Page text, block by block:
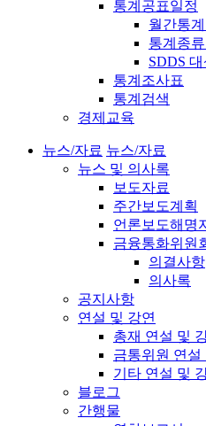
통계공표일정
월간통
통계종
SDDS
통계조사표
통계검색
경제교육
뉴스/자료 뉴스/자료
뉴스 및 의사록
보도자료
주간보도계획
언론보도해명
금융통화위원
의결사항
의사록
공지사항
연설 및 강연
총재 연설 및
금통위원 연설
기타 연설 및
블로그
간행물